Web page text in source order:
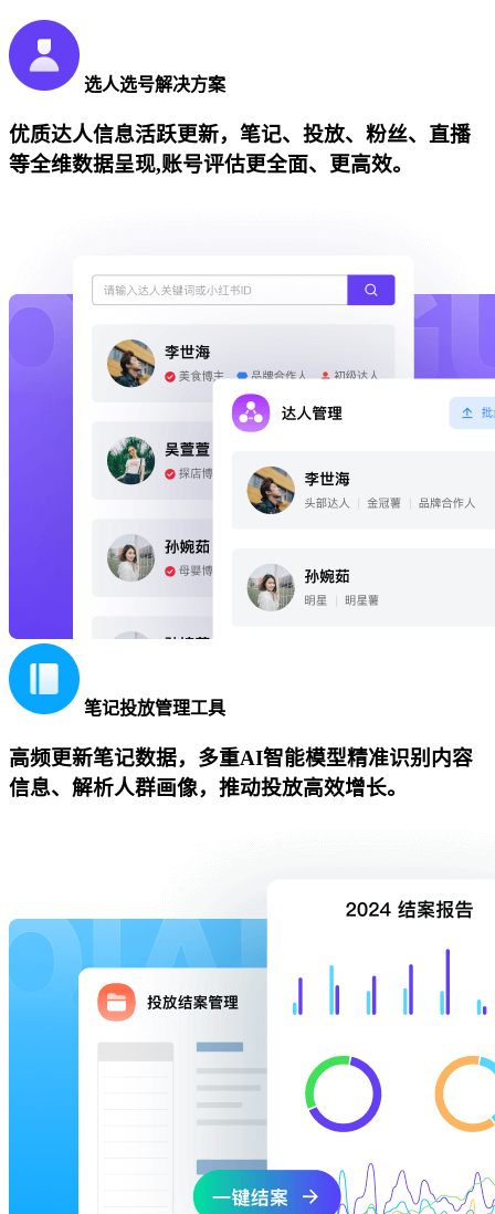
选人选号解决方案
优质达人信息活跃更新，笔记、投放、粉丝、直播
等全维数据呈现,账号评估更全面、更高效。
笔记投放管理工具
高频更新笔记数据，多重AI智能模型精准识别内容
信息、解析人群画像，推动投放高效增长。